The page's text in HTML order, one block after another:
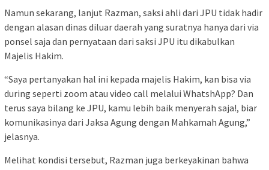
Namun sekarang, lanjut Razman, saksi ahli dari JPU tidak hadir
dengan alasan dinas diluar daerah yang suratnya hanya dari via
ponsel saja dan pernyataan dari saksi JPU itu dikabulkan
Majelis Hakim.
“Saya pertanyakan hal ini kepada majelis Hakim, kan bisa via
during seperti zoom atau video call melalui WhatshApp? Dan
terus saya bilang ke JPU, kamu lebih baik menyerah saja!, biar
komunikasinya dari Jaksa Agung dengan Mahkamah Agung,”
jelasnya.
Melihat kondisi tersebut, Razman juga berkeyakinan bahwa